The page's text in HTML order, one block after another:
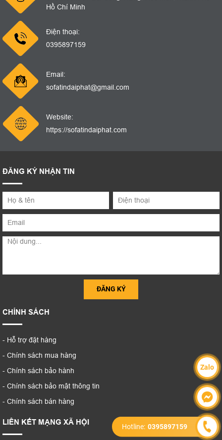
Hồ Chí Minh
Điện thoại:
0395897159
Email:
sofatindaiphat@gmail.com
Website:
https://sofatindaiphat.com
CHÍNH SÁCH
- Hỗ trợ đặt hàng
- Chính sách mua hàng
- Chính sách bảo hành
- Chính sách bảo mật thông tin
- Chính sách bán hàng
ĐĂNG KÝ NHẬN TIN
LIÊN KẾT MẠNG XÃ HỘI
Zalo
Hotline: 0395897159